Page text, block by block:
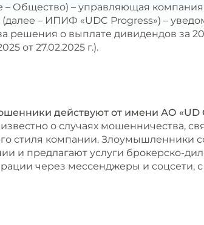
– Общество) – управляющая
(далее – ИПИФ «UDC Progress») –
решения о выплате дивидендов за
от 27.02.2025 г.).
действуют от имени АО «UD
о случаях мошенничества,
стиля компании. Злоумышленники
и предлагают услуги брокерско-
через мессенджеры и соцсети,